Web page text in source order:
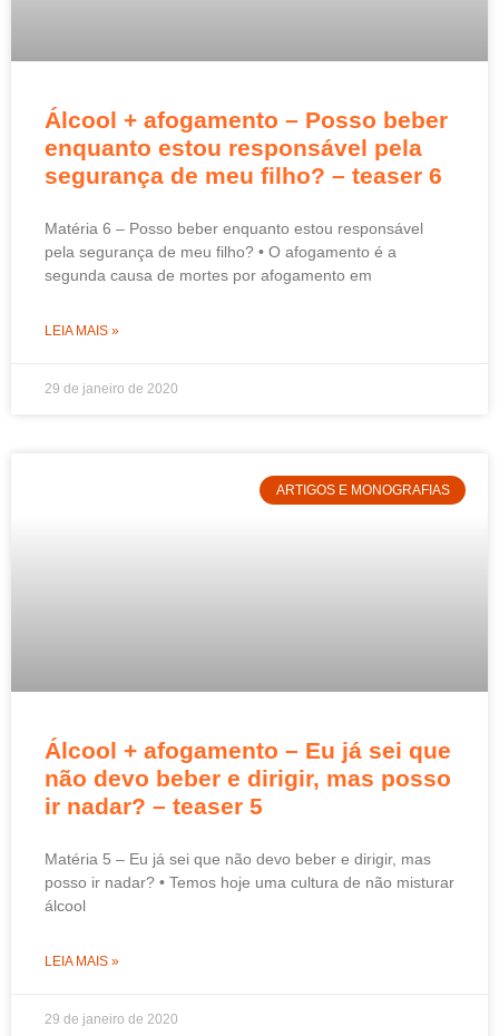
Álcool + afogamento – Posso beber
enquanto estou responsável pela
segurança de meu filho? – teaser 6
Matéria 6 – Posso beber enquanto estou responsável
pela segurança de meu filho? • O afogamento é a
segunda causa de mortes por afogamento em
LEIA MAIS »
29 de janeiro de 2020
ARTIGOS E MONOGRAFIAS
Álcool + afogamento – Eu já sei que
não devo beber e dirigir, mas posso
ir nadar? – teaser 5
Matéria 5 – Eu já sei que não devo beber e dirigir, mas
posso ir nadar? • Temos hoje uma cultura de não misturar
álcool
LEIA MAIS »
29 de janeiro de 2020